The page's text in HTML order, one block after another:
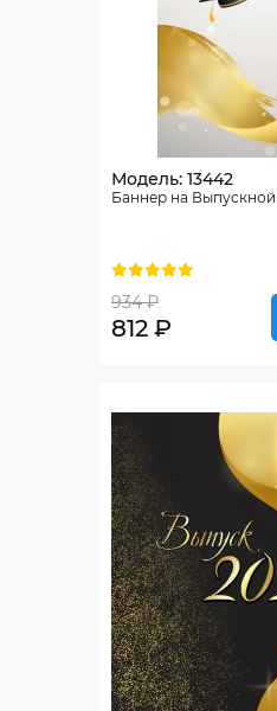
Модель: 13442
Баннер на
934 ₽
812 ₽